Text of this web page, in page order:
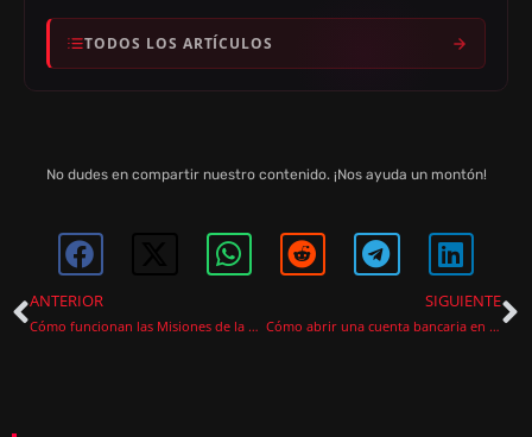
TODOS LOS ARTÍCULOS
No dudes en compartir nuestro contenido. ¡Nos ayuda un montón!
ANTERIOR
Cómo funcionan las Misiones de la Arena en Monster Hunter Wilds
SIGUIENTE
Cómo abrir una cuenta bancaria en inZOI paso a paso